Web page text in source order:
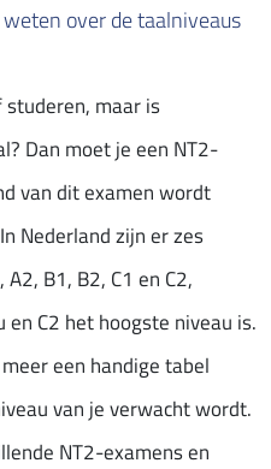
over de taalniveaus
maar is
Dan moet je een NT2-
van dit examen wordt
Nederland zijn er zes
B1, B2, C1 en C2,
C2 het hoogste niveau is.
een handige tabel
van je verwacht wordt.
NT2-examens en